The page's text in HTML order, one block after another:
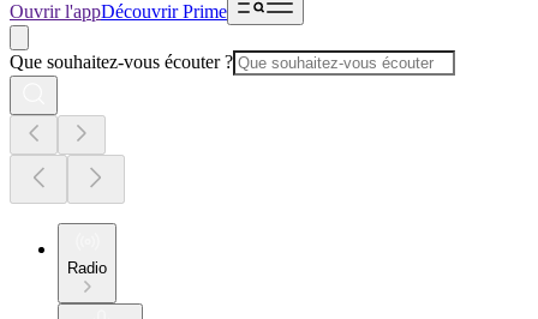
Ouvrir l'appDécouvrir Prime
Que souhaitez-vous écouter ?
Radio